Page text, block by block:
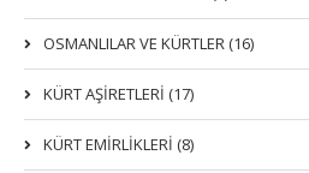
OSMANLILAR VE KÜRTLER (16)
KÜRT AŞİRETLERİ (17)
KÜRT EMİRLİKLERİ (8)